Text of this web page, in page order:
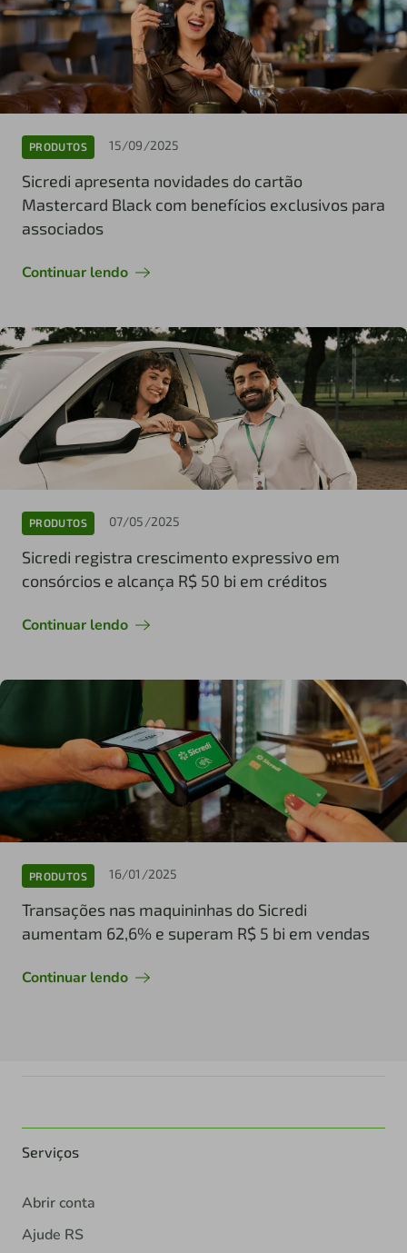
PRODUTOS 15/09/2025
Sicredi apresenta novidades do cartão
Mastercard Black com benefícios exclusivos para
associados
Continuar lendo
PRODUTOS 07/05/2025
Sicredi registra crescimento expressivo em
consórcios e alcança R$ 50 bi em créditos
Continuar lendo
PRODUTOS 16/01/2025
Transações nas maquininhas do Sicredi
aumentam 62,6% e superam R$ 5 bi em vendas
Continuar lendo
Serviços
Abrir conta
Ajude RS